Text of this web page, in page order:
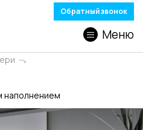
Обратный звонок
Меню
наполнением